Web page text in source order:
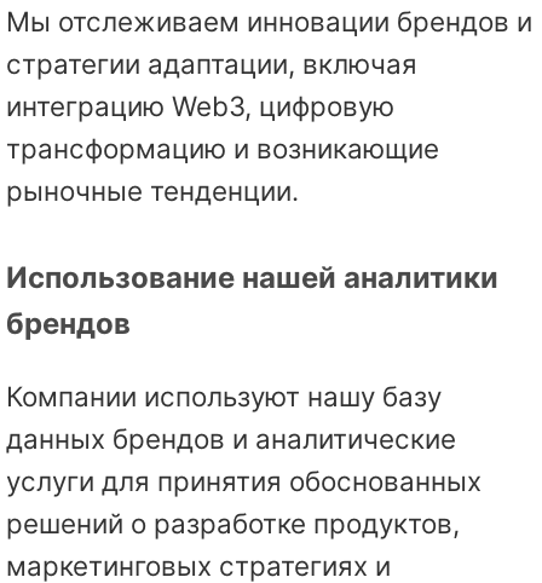
Мы отслеживаем инновации брендов и
стратегии адаптации, включая
интеграцию Web3, цифровую
трансформацию и возникающие
рыночные тенденции.
Использование нашей аналитики
брендов
Компании используют нашу базу
данных брендов и аналитические
услуги для принятия обоснованных
решений о разработке продуктов,
маркетинговых стратегиях и